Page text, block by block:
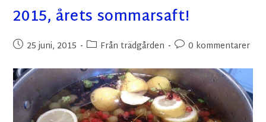
2015, årets sommarsaft!
25 juni, 2015 Från trädgården 0 kommentarer